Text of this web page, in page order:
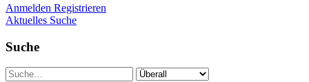
Anmelden Registrieren
Aktuelles Suche
Suche